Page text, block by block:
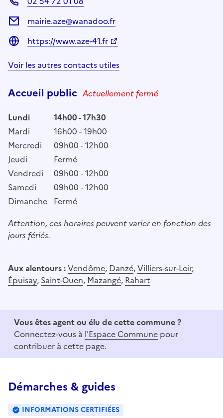
mairie.aze@wanadoo.fr
https://www.aze-41.fr
Voir les autres contacts utiles
Accueil public Actuellement fermé
Lundi
14h00 - 17h30
Mardi
16h00 - 19h00
Mercredi
09h00 - 12h00
Jeudi
Fermé
Vendredi
09h00 - 12h00
Samedi
09h00 - 12h00
Dimanche Fermé
Attention, ces horaires peuvent varier en fonction des
jours fériés.
Aux alentours :Vendôme, Danzé,Villiers-sur-Loir,
Épuisay, Saint-Ouen, Mazangé, Rahart
Vous êtes agent ou élu de cette commune ?
Connectez-vous à l'Espace Commune pour
contribuer à cette page.
Démarches & guides
INFORMATIONS CERTIFIÉES